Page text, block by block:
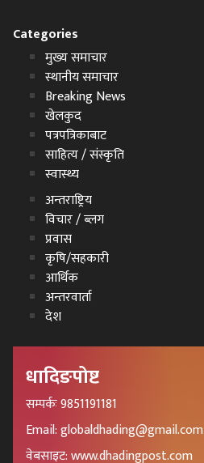
Categories
मुख्य समाचार
स्थानीय समाचार
Breaking News
खेलकुद
पत्रपत्रिकाबाट
साहित्य / संस्कृति
स्वास्थ्य
अन्तराष्ट्रिय
विचार / ब्लग
प्रवास
कृषि/सहकारी
आर्थिक
अन्तरवार्ता
देश
धादिङपोष्ट
सम्पर्कः 9851191181
Email: globaldhading@gmail.com
वेबसाइट: www.dhadingpost.com